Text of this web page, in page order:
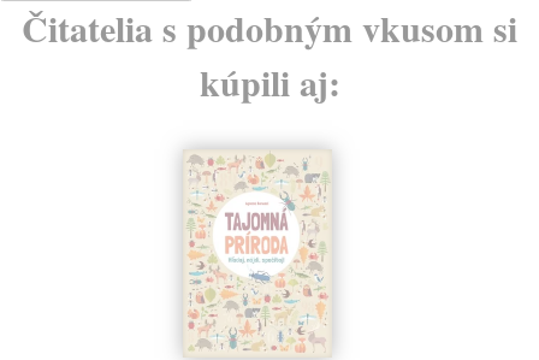
Čitatelia s podobným vkusom si
kúpili aj: